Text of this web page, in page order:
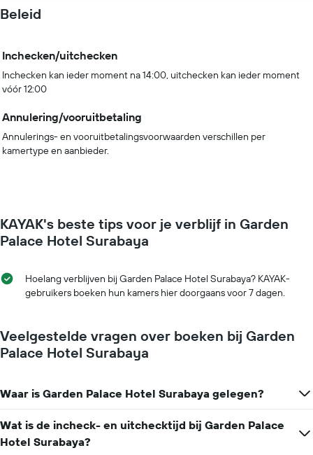
Beleid
Inchecken/uitchecken
Inchecken kan ieder moment na 14:00, uitchecken kan ieder moment
vóór 12:00
Annulering/vooruitbetaling
Annulerings- en vooruitbetalingsvoorwaarden verschillen per
kamertype en aanbieder.
KAYAK's beste tips voor je verblijf in Garden
Palace Hotel Surabaya
Hoelang verblijven bij Garden Palace Hotel Surabaya? KAYAK-
gebruikers boeken hun kamers hier doorgaans voor 7 dagen.
Veelgestelde vragen over boeken bij Garden
Palace Hotel Surabaya
Waar is Garden Palace Hotel Surabaya gelegen?
Wat is de incheck- en uitchecktijd bij Garden Palace
Hotel Surabaya?